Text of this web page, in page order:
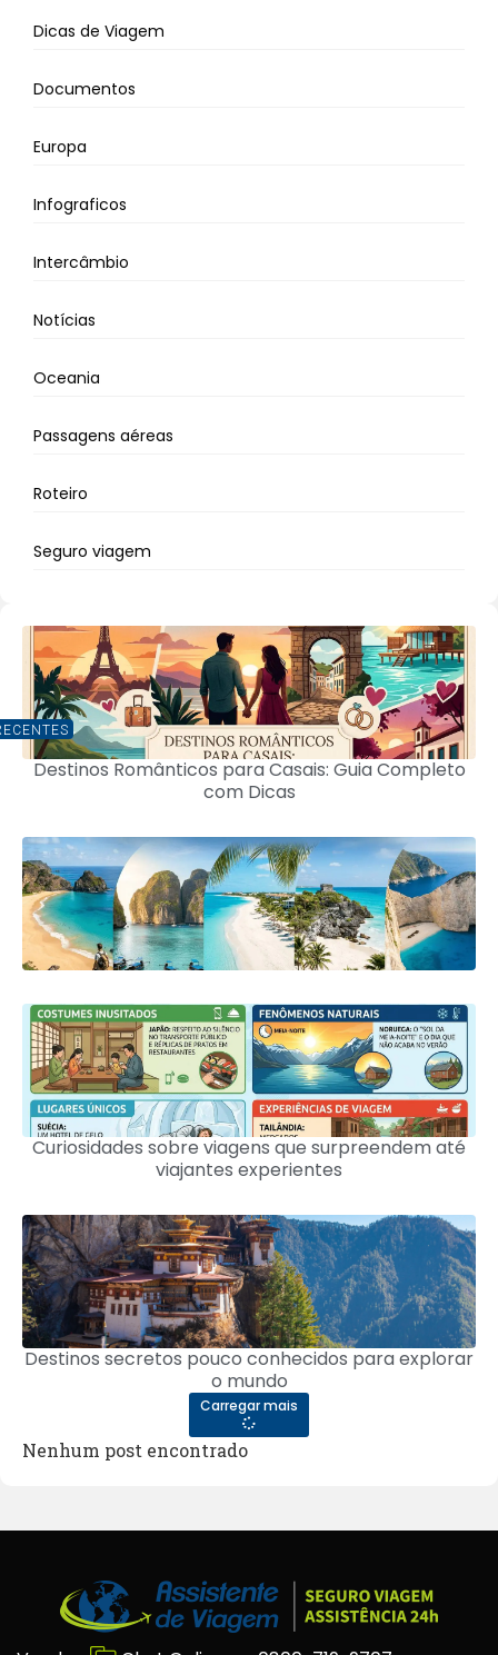
Dicas de Viagem
Documentos
Europa
Infograficos
Intercâmbio
Notícias
Oceania
Passagens aéreas
Roteiro
Seguro viagem
Destinos Românticos para Casais: Guia Completo
com Dicas
Curiosidades sobre viagens que surpreendem até
viajantes experientes
Destinos secretos pouco conhecidos para explorar
o mundo
Carregar mais
Nenhum post encontrado